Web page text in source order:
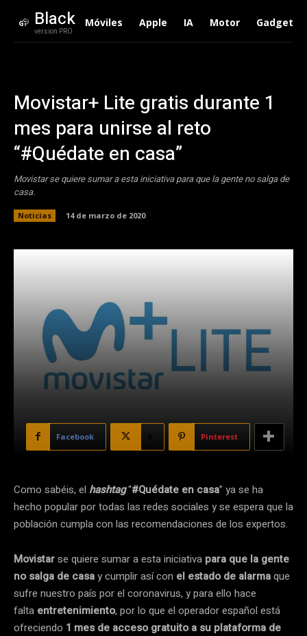
Black
version PRO
Móviles Apple IA Motor Gadgets
Movistar+ Lite gratis durante 1
mes para unirse al reto
“#Quédate en casa”
Movistar se quiere sumar a esta iniciativa para que la gente no salga de
casa.
Noticias 14 de marzo de 2020
Facebook Pinterest
Como sabéis, el hashtag“#Quédate en casa” ya se ha
hecho popular por todas las redes sociales y se espera que la
población cumpla con las recomendaciones de los expertos.
Movistarse quiere sumar a esta iniciativa para que la gente
no salga de casay cumplir así con el estado de alarmaque
sufre nuestro país por el coronavirus, y para ello hace
falta entretenimiento, por lo que el operador español está
ofreciendo 1 mes de acceso gratuito a su plataforma de